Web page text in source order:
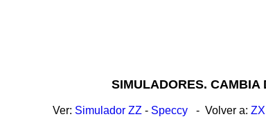
SIMULADORES. CAMBIA
Ver: Simulador ZZ - Speccy - Volver a: